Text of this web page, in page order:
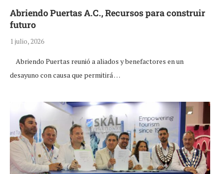
Abriendo Puertas A.C., Recursos para construir
futuro
1 julio, 2026
Abriendo Puertas reunió a aliados y benefactores en un
desayuno con causa que permitirá …